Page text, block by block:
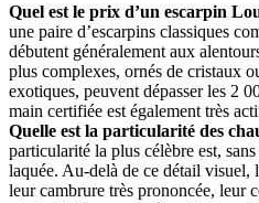
Quel est le prix d’un escarpin
une paire d’escarpins classiques
débutent généralement aux
plus complexes, ornés de cristaux
exotiques, peuvent dépasser les 2
main certifiée est également très
Quelle est la particularité des
particularité la plus célèbre est,
laquée. Au-delà de ce détail
leur cambrure très prononcée, leur